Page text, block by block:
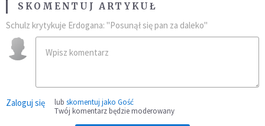
SKOMENTUJ ARTYKUŁ
Schulz krytykuje Erdogana: "Posunął się pan za daleko"
Zaloguj się lub skomentuj jako Gość
Twój komentarz będzie moderowany